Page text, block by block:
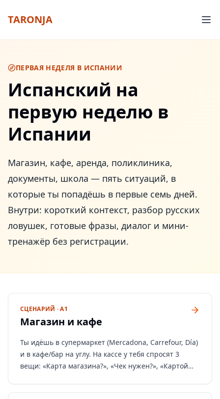
TARONJA
ПЕРВАЯ НЕДЕЛЯ В ИСПАНИИ
Испанский на
первую неделю в
Испании
Магазин, кафе, аренда, поликлиника,
документы, школа — пять ситуаций, в
которые ты попадёшь в первые семь дней.
Внутри: короткий контекст, разбор русских
ловушек, готовые фразы, диалог и мини-
тренажёр без регистрации.
СЦЕНАРИЙ · A1
Магазин и кафе
Ты идёшь в супермаркет (Mercadona, Carrefour, Día)
и в кафе/бар на углу. На кассе у тебя спросят 3
вещи: «Карта магазина?», «Чек нужен?», «Картой